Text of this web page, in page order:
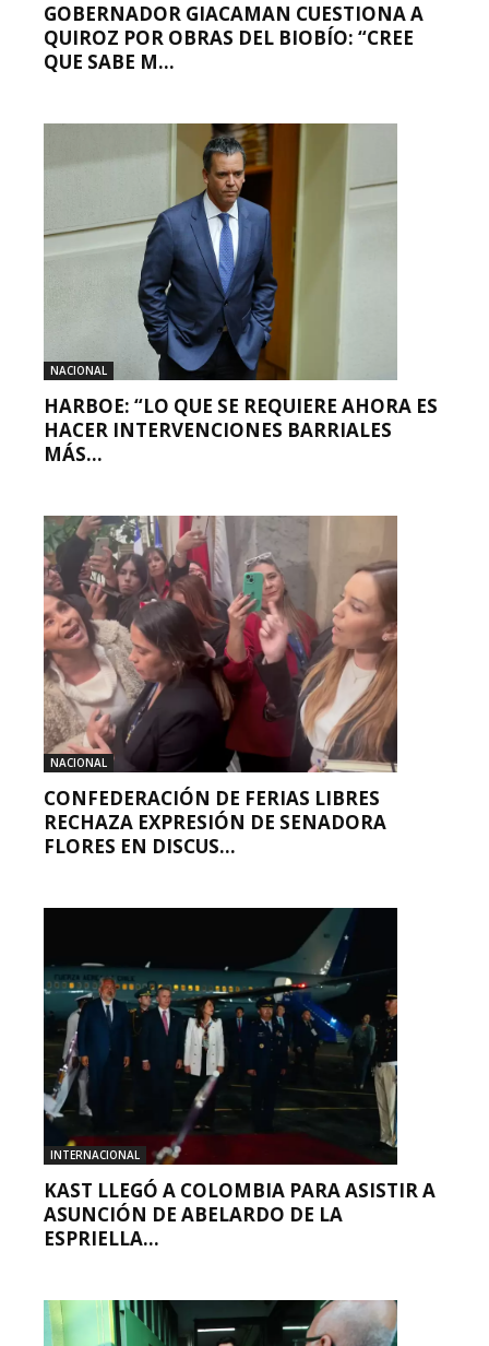
GOBERNADOR GIACAMAN CUESTIONA A
QUIROZ POR OBRAS DEL BIOBÍO: “CREE
QUE SABE M...
NACIONAL
HARBOE: “LO QUE SE REQUIERE AHORA ES
HACER INTERVENCIONES BARRIALES
MÁS...
NACIONAL
CONFEDERACIÓN DE FERIAS LIBRES
RECHAZA EXPRESIÓN DE SENADORA
FLORES EN DISCUS...
INTERNACIONAL
KAST LLEGÓ A COLOMBIA PARA ASISTIR A
ASUNCIÓN DE ABELARDO DE LA
ESPRIELLA...